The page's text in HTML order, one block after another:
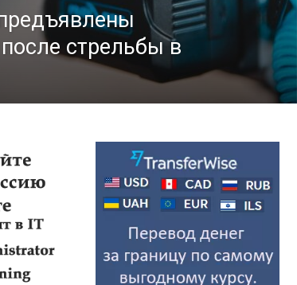
стрельбы в